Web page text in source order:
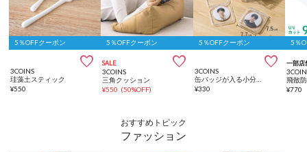
5％OFFクーポン

3COINS
珪藻土スティック
¥550
5％OFFクーポン
SALE 
3COINS
三角クッション
¥550 (50%OFF)
5％OFFクーポン

3COINS
缶バッジが入る小分けケース：S／コレクション収納
¥330
5％
一部店
¥770
おすすめトピック
ファッション